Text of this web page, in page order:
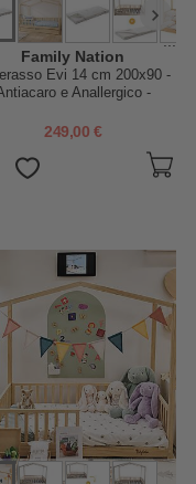
...
Family Nation
Evi 14 cm 200x90 -
e Anallergico -
Evolutivo Evi 4 in 1
249,00 €